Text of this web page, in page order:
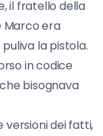
il fratello della
Marco era
la pistola.
in codice
bisognava
versioni dei fatti,